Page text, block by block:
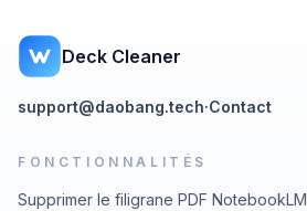
Deck Cleaner
support@daobang.tech·Contact
FONCTIONNALITÉS
Supprimer le filigrane PDF NotebookLM